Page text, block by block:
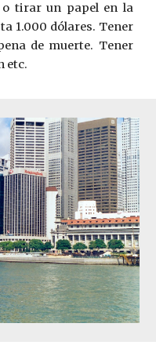
o tirar un papel en la
1.000 dólares. Tener
de muerte. Tener
etc.